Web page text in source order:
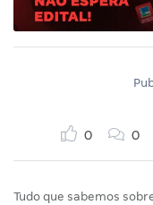
0 0
Tudo que sabemos